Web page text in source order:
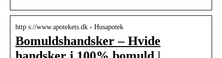
http s://www.apotekets.dk › Husapotek
Bomuldshandsker – Hvide